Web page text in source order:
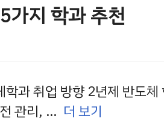
가지 학과 추천
과 취업 방향 2년제 반도
관리, … 더 보기